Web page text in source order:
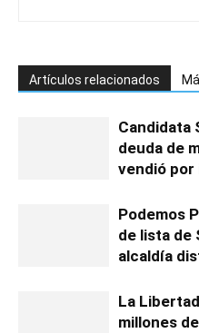
Artículos relacionados
Candidata
deuda de
vendió
Podemos
de lista de
alcaldía
La
millones